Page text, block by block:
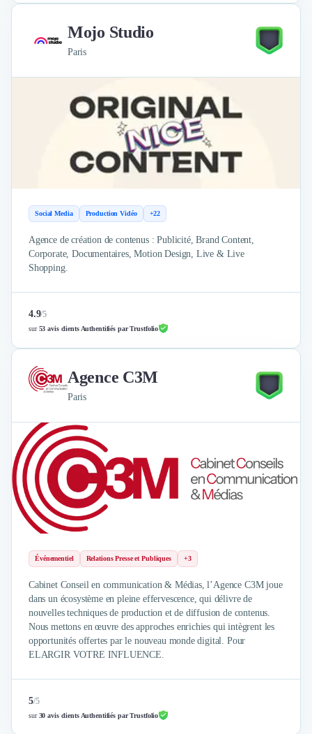
Mojo Studio
Paris
Social Media Production Vidéo +22
Agence de création de contenus : Publicité, Brand Content,
Corporate, Documentaires, Motion Design, Live & Live
Shopping.
4.9/5
sur53 avis clients Authentifiés par Trustfolio
Agence C3M
Paris
Événementiel Relations Presse et Publiques +3
Cabinet Conseil en communication & Médias, l’Agence C3M joue
dans un écosystème en pleine effervescence, qui délivre de
nouvelles techniques de production et de diffusion de contenus.
Nous mettons en œuvre des approches enrichies qui intègrent les
opportunités offertes par le nouveau monde digital. Pour
ELARGIR VOTRE INFLUENCE.
5/5
sur30 avis clients Authentifiés par Trustfolio